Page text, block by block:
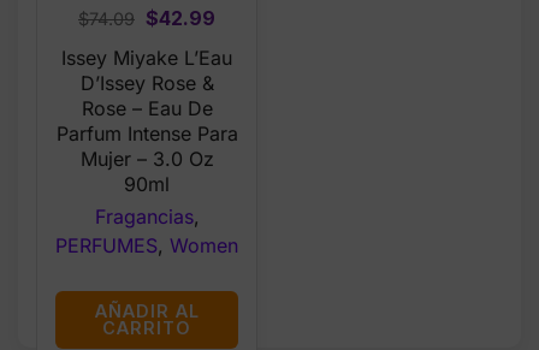
$74.09 Original
price
was:
$74.09.
$42.99
Issey Miyake L’Eau
D’Issey Rose &
Rose – Eau De
Parfum Intense Para
Mujer – 3.0 Oz
90ml
Fragancias,
PERFUMES, Women
AÑADIR AL
CARRITO